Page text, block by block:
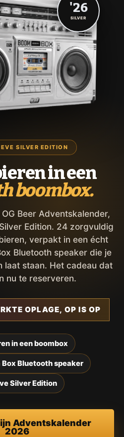
SILVER EDITION
in een
boombox.
Beer Adventskalender,
Edition. 24 zorgvuldig
verpakt in een écht
Bluetooth speaker die je
laat staan. Het cadeau dat
nu te reserveren.
OPLAGE, OP IS OP
in een boombox
Box Bluetooth speaker
Silver Edition
Adventskalender
2026
'26
SILVER